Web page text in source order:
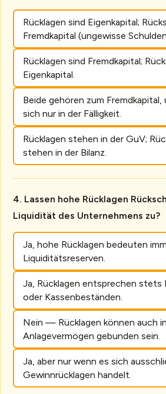
Rücklagen sind Eigenkapital;
Fremdkapital (ungewisse
Rücklagen sind Fremdkapital;
Eigenkapital.
Beide gehören zum
sich nur in der Fälligkeit.
Rücklagen stehen in der GuV;
stehen in der Bilanz.
Lassen hohe Rücklagen
Liquidität des Unternehmens zu?
Ja, hohe Rücklagen bedeuten
Liquiditätsreserven.
Ja, Rücklagen entsprechen stets
oder Kassenbeständen.
Nein — Rücklagen können auch
Anlagevermögen gebunden sein.
Ja, aber nur wenn es sich
Gewinnrücklagen handelt.